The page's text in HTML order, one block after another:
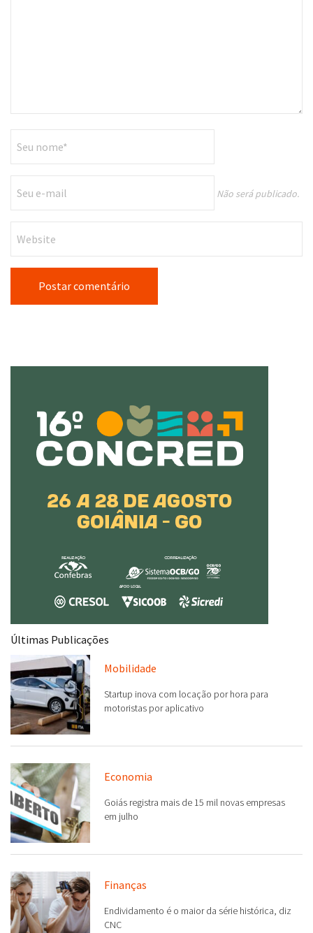
Não será publicado.
Últimas Publicações
Mobilidade
Startup inova com locação por hora para
motoristas por aplicativo
Economia
Goiás registra mais de 15 mil novas empresas
em julho
Finanças
Endividamento é o maior da série histórica, diz
CNC